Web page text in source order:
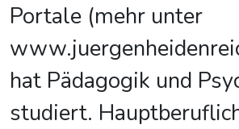
Portale (mehr unter
hat Pädagogik und
studiert.